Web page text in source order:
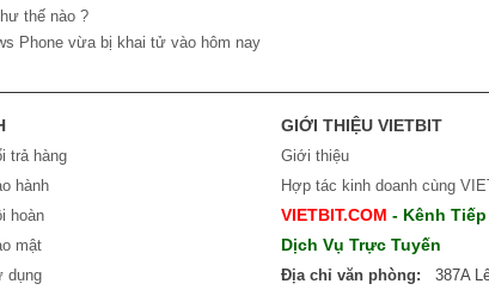
thế nào ?
Phone vừa bị khai tử vào hôm nay
trả hàng
hành
hoàn
mật
dụng
GIỚI THIỆU VIETBIT
Giới thiệu
Hợp tác kinh doanh cùng
VIETBIT.COM - Kênh
Dịch Vụ Trực Tuyến
Địa chỉ văn phòng: 387A